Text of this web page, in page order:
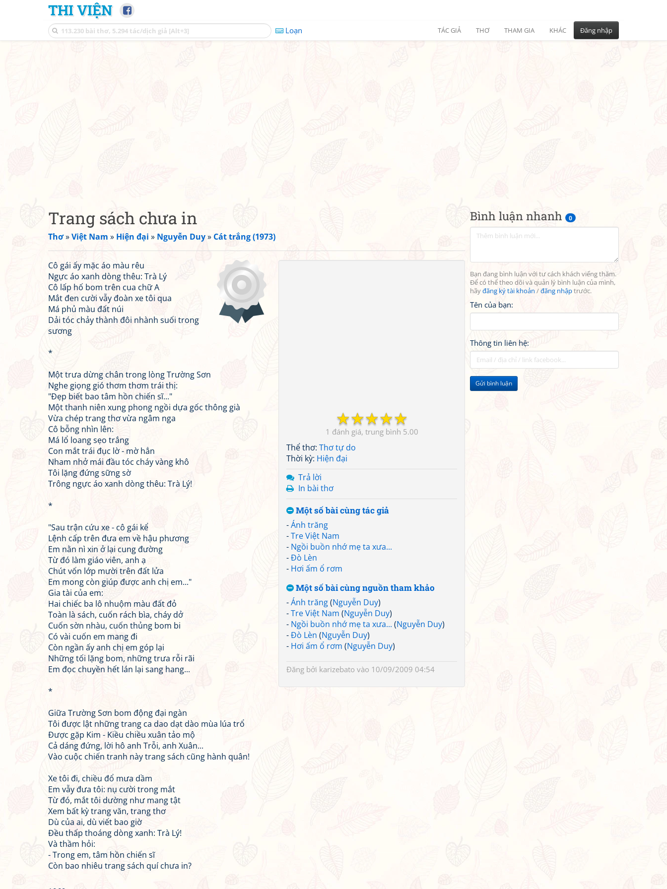
THI VIỆN
Loạn TÁC GIẢ THƠ THAM GIA KHÁC Đăng nhập
Bình luận nhanh 0
Bạn đang bình luận với tư cách khách viếng thăm.
Để có thể theo dõi và quản lý bình luận của mình,
hãyđăng ký tài khoản /đăng nhậptrước.
Tên của bạn:
Thông tin liên hệ:
Gửi bình luận
Trang sách chưa in
Thơ»Việt Nam » Hiện đại » Nguyễn Duy» Cát trắng (1973)
☆
☆
☆
☆
☆
1 5.00
Thể thơ: Thơ tự do
Thời kỳ: Hiện đại
Trả lời
In bài thơ
Một số bài cùng tác giả
-Ánh trăng
-Tre Việt Nam
- Ngồi buồn nhớ mẹ ta xưa...
-Đò Lèn
- Hơi ấm ổ rơm
Một số bài cùng nguồn tham khảo
-Ánh trăng(Nguyễn Duy)
-Tre Việt Nam (Nguyễn Duy)
- Ngồi buồn nhớ mẹ ta xưa... (Nguyễn Duy)
-Đò Lèn (Nguyễn Duy)
- Hơi ấm ổ rơm (Nguyễn Duy)
Đăng bởi karizebato vào 10/09/2009 04:54
Cô gái ấy mặc áo màu rêu
Ngực áo xanh dòng thêu: Trà Lý
Cô lấp hố bom trên cua chữ A
Mắt đen cười vẫy đoàn xe tôi qua
Má phủ màu đất núi
Dải tóc chảy thành đôi nhành suối trong
sương
*
Một trưa dừng chân trong lòng Trường Sơn
Nghe giọng gió thơm thơm trái thị:
"Đẹp biết bao tâm hồn chiến sĩ..."
Một thanh niên xung phong ngồi dựa gốc thông già
Vừa chép trang thơ vừa ngâm nga
Cô bỗng nhìn lên:
Má lổ loang sẹo trắng
Con mắt trái đục lờ - mờ hẳn
Nham nhở mái đầu tóc cháy vàng khô
Tôi lặng đứng sững sờ
Trông ngực áo xanh dòng thêu: Trà Lý!
*
"Sau trận cứu xe - cô gái kể
Lệnh cấp trên đưa em về hậu phương
Em nằn nì xin ở lại cung đường
Từ đó làm giáo viên, anh ạ
Chút vốn lớp mười trên đất lửa
Em mong còn giúp được anh chị em..."
Gia tài của em:
Hai chiếc ba lô nhuộm màu đất đỏ
Toàn là sách, cuốn rách bìa, cháy dở
Cuốn sờn nhàu, cuốn thủng bom bi
Có vài cuốn em mang đi
Còn ngần ấy anh chị em góp lại
Những tối lặng bom, những trưa rỗi rãi
Em đọc chuyền hết lán lại sang hang...
*
Giữa Trường Sơn bom động đại ngàn
Tôi được lật những trang ca dao dạt dào mùa lúa trổ
Được gặp Kim - Kiều chiều xuân tảo mộ
Cả dáng đứng, lời hô anh Trỗi, anh Xuân...
Vào cuộc chiến tranh này trang sách cũng hành quân!
Xe tôi đi, chiều đổ mưa dầm
Em vẫy đưa tôi: nụ cười trong mắt
Từ đó, mắt tôi dường như mang tật
Xem bất kỳ trang văn, trang thơ
Dù của ai, dù viết bao giờ
Đều thấp thoáng dòng xanh: Trà Lý!
Và thầm hỏi:
- Trong em, tâm hồn chiến sĩ
Còn bao nhiêu trang sách quí chưa in?